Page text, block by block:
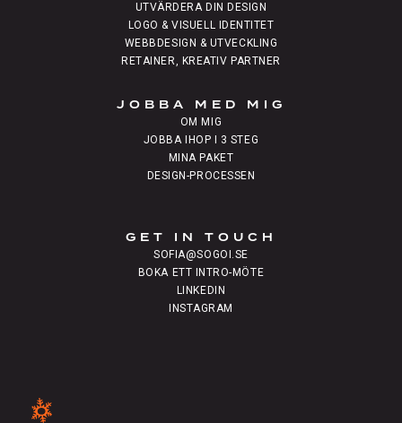
UTVÄRDERA DIN DESIGN
LOGO & VISUELL IDENTITET
WEBBDESIGN & UTVECKLING
RETAINER, KREATIV PARTNER
JOBBA MED MIG
OM MIG
JOBBA IHOP I 3 STEG
MINA PAKET
DESIGN-PROCESSEN
GET IN TOUCH
SOFIA@SOGOI.SE
BOKA ETT INTRO-MÖTE
LINKEDIN
INSTAGRAM